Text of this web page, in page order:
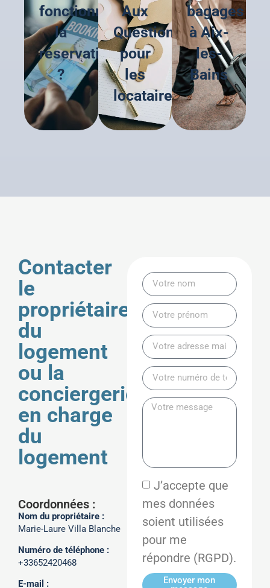
fonctionne
la
réservation
?
Aux
Questions
pour
les
locataires
bagages
à Aix-
les-
Bains
Contacter
le
propriétaire
du
logement
ou la
conciergerie
en charge
du
logement
Coordonnées :
Nom du propriétaire :
Marie-Laure Villa Blanche
Numéro de téléphone :
+33652420468
E-mail :
J’accepte que
mes données
soient utilisées
pour me
répondre (RGPD).
Envoyer mon